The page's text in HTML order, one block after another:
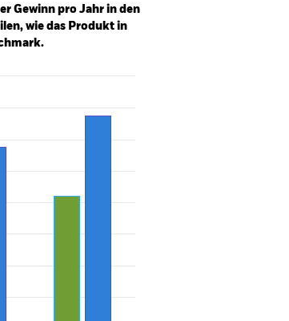
Gewinn pro Jahr in den
wie das Produkt in